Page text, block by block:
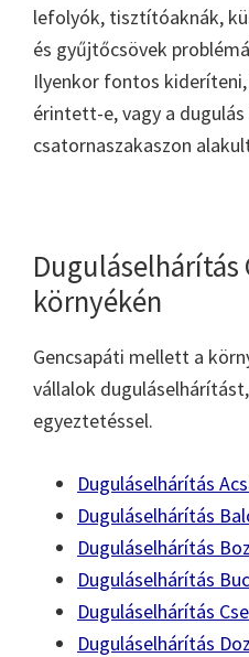
lefolyók, tisztítóaknák,
és gyűjtőcsövek
Ilyenkor fontos
érintett-e, vagy a
csatornaszakaszon
Duguláselhárítás
környékén
Gencsapáti mellett a
vállalok
egyeztetéssel.
Duguláselhárítás
Duguláselhárítás
Duguláselhárítás
Duguláselhárítás
Duguláselhárítás
Duguláselhárítás